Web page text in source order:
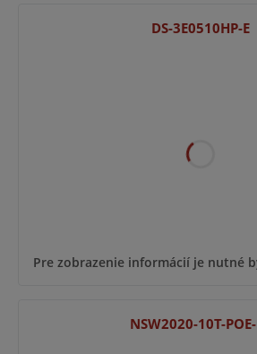
DS-3E0510HP-E
Pre zobrazenie informácií je nutné
NSW2020-10T-